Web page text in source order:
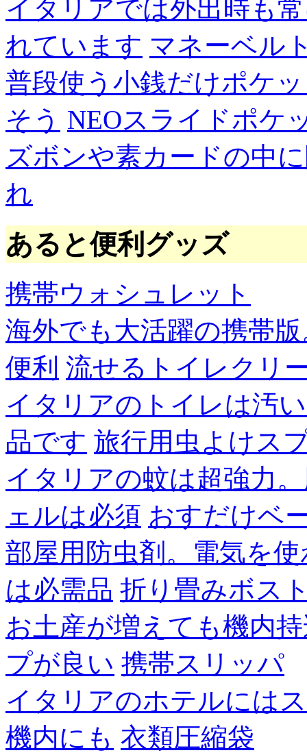
イタリアでは外出時も
れています マネーベル
普段使う小銭だけポケ
そう NEOスライドポケ
ズボンや素カードの中
れ
あると便利グッズ
携帯ウォシュレット
海外でも大活躍の携帯
便利 流せるトイレクリ
イタリアのトイレは汚
品です 旅行用虫よけス
イタリアの蚊は超強力
ェルは必須 おすだけベ
部屋用防虫剤。電気を
は必需品 折り畳みボス
お土産が増えても機内
プが良い 携帯スリッパ
イタリアのホテルには
機内にも 衣類圧縮袋